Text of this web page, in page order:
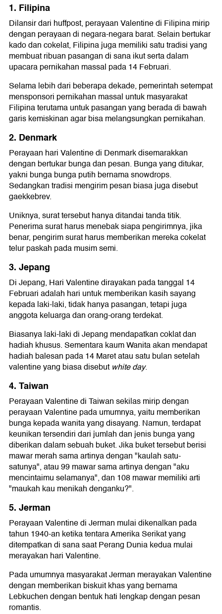
1. Filipina
Dilansir dari huffpost, perayaan Valentine di Filipina mirip
dengan perayaan di negara-negara barat. Selain bertukar
kado dan cokelat, Filipina juga memiliki satu tradisi yang
membuat ribuan pasangan di sana ikut serta dalam
upacara pernikahan massal pada 14 Februari.
Selama lebih dari beberapa dekade, pemerintah setempat
mensponsori pernikahan massal untuk masyarakat
Filipina terutama untuk pasangan yang berada di bawah
garis kemiskinan agar bisa melangsungkan pernikahan.
2. Denmark
Perayaan hari Valentine di Denmark disemarakkan
dengan bertukar bunga dan pesan. Bunga yang ditukar,
yakni bunga bunga putih bernama snowdrops.
Sedangkan tradisi mengirim pesan biasa juga disebut
gaekkebrev.
Uniknya, surat tersebut hanya ditandai tanda titik.
Penerima surat harus menebak siapa pengirimnya, jika
benar, pengirim surat harus memberikan mereka cokelat
telur paskah pada musim semi.
3. Jepang
Di Jepang, Hari Valentine dirayakan pada tanggal 14
Februari adalah hari untuk memberikan kasih sayang
kepada laki-laki, tidak hanya pasangan, tetapi juga
anggota keluarga dan orang-orang terdekat.
Biasanya laki-laki di Jepang mendapatkan coklat dan
hadiah khusus. Sementara kaum Wanita akan mendapat
hadiah balesan pada 14 Maret atau satu bulan setelah
valentine yang biasa disebut white day.
4. Taiwan
Perayaan Valentine di Taiwan sekilas mirip dengan
perayaan Valentine pada umumnya, yaitu memberikan
bunga kepada wanita yang disayang. Namun, terdapat
keunikan tersendiri dari jumlah dan jenis bunga yang
diberikan dalam sebuah buket. Jika buket tersebut berisi
mawar merah sama artinya dengan "kaulah satu-
satunya", atau 99 mawar sama artinya dengan "aku
mencintaimu selamanya", dan 108 mawar memiliki arti
"maukah kau menikah denganku?".
5. Jerman
Perayaan Valentine di Jerman mulai dikenalkan pada
tahun 1940-an ketika tentara Amerika Serikat yang
ditempatkan di sana saat Perang Dunia kedua mulai
merayakan hari Valentine.
Pada umumnya masyarakat Jerman merayakan Valentine
dengan memberikan biskuit khas yang bernama
Lebkuchen dengan bentuk hati lengkap dengan pesan
romantis.